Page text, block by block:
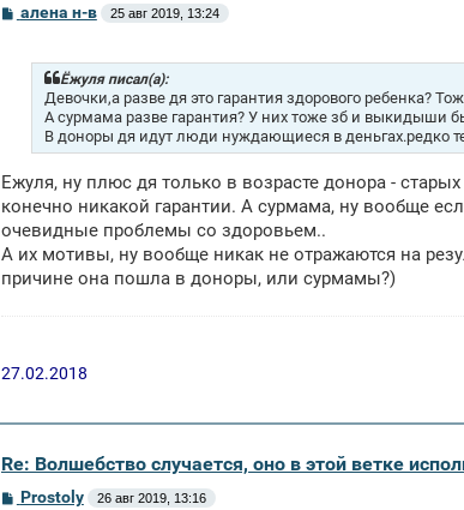
Салена н-в 25 авг 2019, 13:24
Ёжуля писал(а):
Девочки,а разве дя это гарантия здорового ребенка?
А сурмама разве гарантия? У них тоже зб и выкидыши
В доноры дя идут люди нуждающиеся в деньгах.редко
Ежуля, ну плюс дя только в возрасте донора -
конечно никакой гарантии. А сурмама, ну вообще
очевидные проблемы со здоровьем..
А их мотивы, ну вообще никак не отражаются на
причине она пошла в доноры, или сурмамы?)
27.02.2018
Re: Волшебство случается, оно в этой ветке
СProstoly 26 авг 2019, 13:16